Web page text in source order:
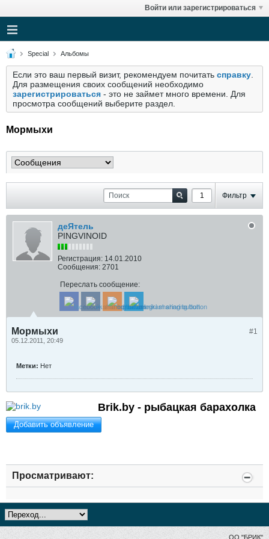
Войти или зарегистрироваться
Special Альбомы
Если это ваш первый визит, рекомендуем почитать справку
Для размещения своих сообщений необходимо
зарегистрироваться - это не займет много времени. Для
просмотра сообщений выберите раздел.
Мормыхи
Фильтр
деЯтель
PINGVINOID
Регистрация: 14.01.2010
Сообщения: 2701
Переслать сообщение:
#1
Мормыхи
05.12.2011, 20:49
Метки: Нет
Brik.by - рыбацкая барахолка
Добавить объявление
Просматривают:
ОО "БРИК"